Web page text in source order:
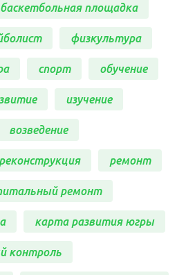
баскетбольная площадка
физкультура
спорт обучение
изучение
возведение
реконструкция ремонт
ремонт
карта развития югры
контроль